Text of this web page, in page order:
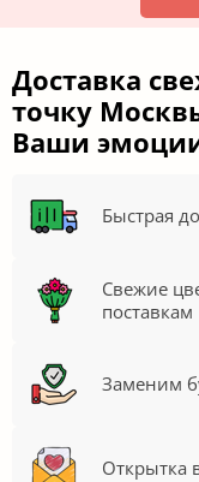
Доставка
точку
Ваши
Быстрая
Свежие
поставкам
Заменим
Открытка